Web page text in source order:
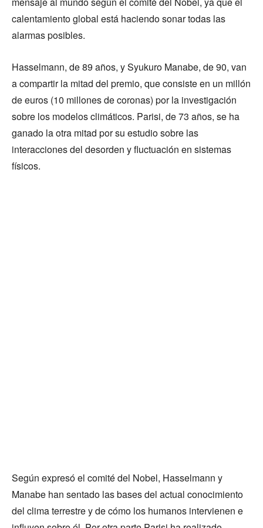
calentamiento global está haciendo sonar todas las
alarmas posibles.
Hasselmann, de 89 años, y Syukuro Manabe, de 90, van
a compartir la mitad del premio, que consiste en un millón
de euros (10 millones de coronas) por la investigación
sobre los modelos climáticos. Parisi, de 73 años, se ha
ganado la otra mitad por su estudio sobre las
interacciones del desorden y fluctuación en sistemas
físicos.
Según expresó el comité del Nobel, Hasselmann y
Manabe han sentado las bases del actual conocimiento
del clima terrestre y de cómo los humanos intervienen e